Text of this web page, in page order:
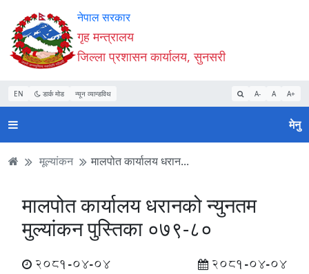
Accessibility
Mode
सुरु
गर्नुहोस्
सामाग्री
पढ्नुहाेस्
नेभिगेसन
पढ्नुहाेस्
वेबसाइट
खोजमा
जानुहोस्
नेपाल सरकार
गृह मन्त्रालय
जिल्ला प्रशासन कार्यालय, सुनसरी
EN डार्क मोड न्यून व्यान्डविथ A- A A+
मेनु
मूल्यांकन मालपोत कार्यालय धरान...
मालपोत कार्यालय धरानको न्युनतम
मुल्यांकन पुस्तिका ०७९-८०
2081-04-04 2081-04-04